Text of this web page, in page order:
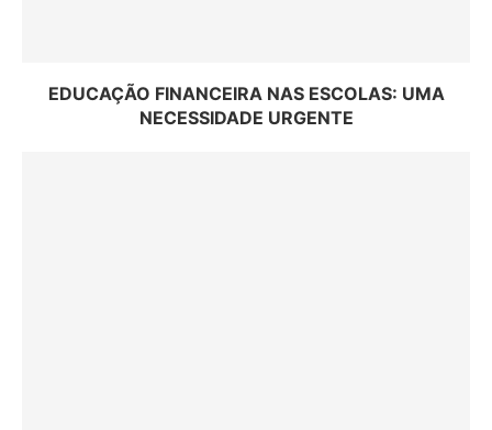
EDUCAÇÃO FINANCEIRA NAS ESCOLAS: UMA
NECESSIDADE URGENTE